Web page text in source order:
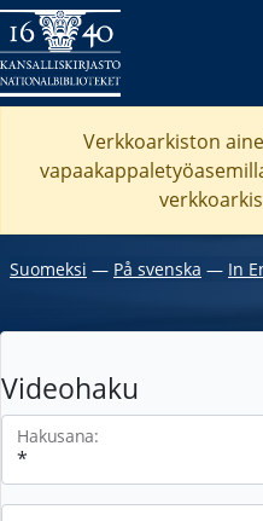
Verkkoarkiston
Suomeksi ― På svenska ― In
Videohaku
Hakusana: